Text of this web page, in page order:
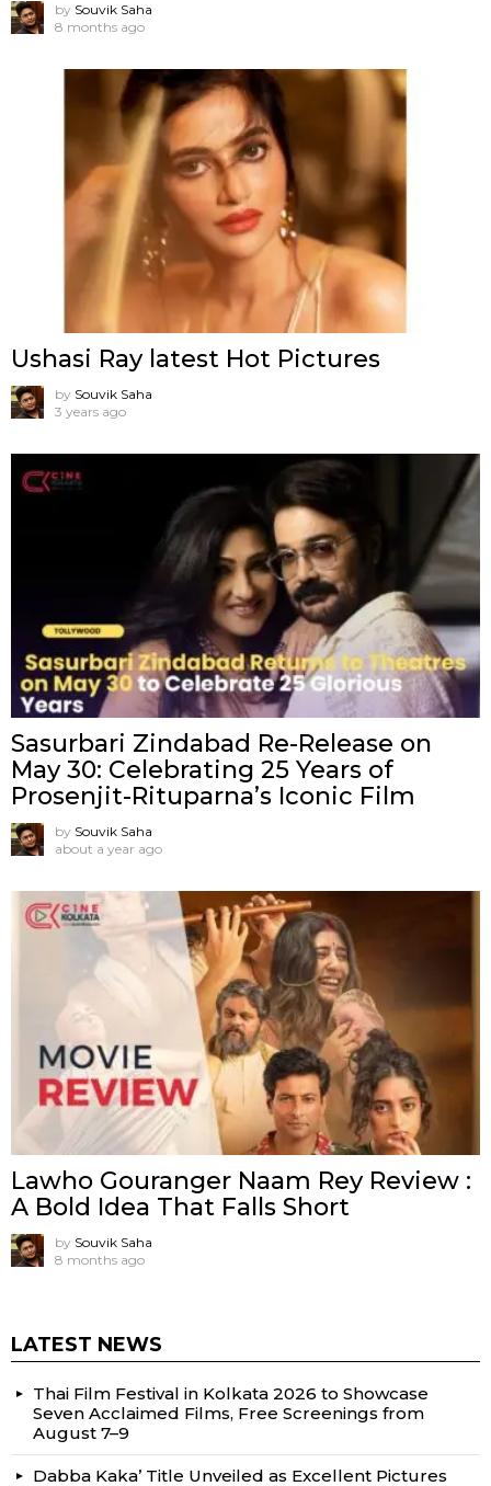
by Souvik Saha
8 months ago
Ushasi Ray latest Hot Pictures
by Souvik Saha
3 years ago
Sasurbari Zindabad Re-Release on
May 30: Celebrating 25 Years of
Prosenjit-Rituparna’s Iconic Film
by Souvik Saha
about a year ago
Lawho Gouranger Naam Rey Review :
A Bold Idea That Falls Short
by Souvik Saha
8 months ago
LATEST NEWS
Thai Film Festival in Kolkata 2026 to Showcase
Seven Acclaimed Films, Free Screenings from
August 7–9
Dabba Kaka’ Title Unveiled as Excellent Pictures